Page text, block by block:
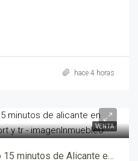
hace 4 horas
VENTA
Bungalow exclusivo a solo 15 minutos de Alicante en ALENDA GOLF ? Naturaleza, confort y tr – wali00646